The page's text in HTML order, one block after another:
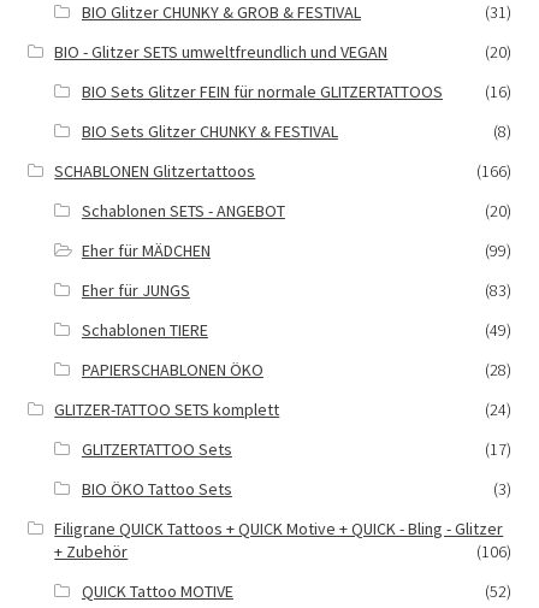
BIO Glitzer CHUNKY & GROB & FESTIVAL
(31)
BIO - Glitzer SETS umweltfreundlich und VEGAN
(20)
BIO Sets Glitzer FEIN für normale GLITZERTATTOOS
(16)
BIO Sets Glitzer CHUNKY & FESTIVAL
(8)
SCHABLONEN Glitzertattoos
(166)
Schablonen SETS - ANGEBOT
(20)
Eher für MÄDCHEN
(99)
Eher für JUNGS
(83)
Schablonen TIERE
(49)
PAPIERSCHABLONEN ÖKO
(28)
GLITZER-TATTOO SETS komplett
(24)
GLITZERTATTOO Sets
(17)
BIO ÖKO Tattoo Sets
(3)
Filigrane QUICK Tattoos + QUICK Motive + QUICK - Bling - Glitzer
+ Zubehör
(106)
QUICK Tattoo MOTIVE
(52)